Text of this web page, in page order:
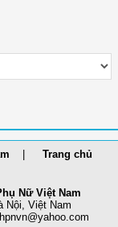
Trang chủ
Nữ Việt Nam
Nội, Việt Nam
pnvn@yahoo.com